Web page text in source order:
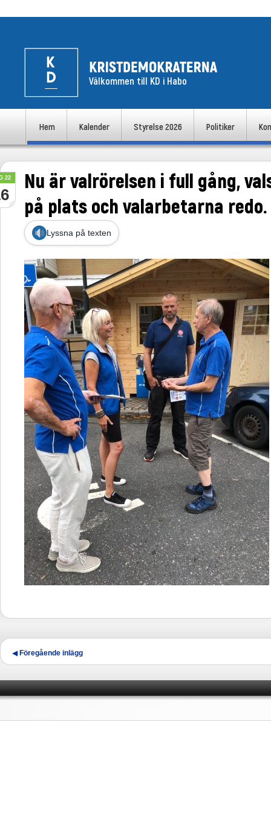
Välkommen till KD i Habo
Hoppa till huvudinnehåll
Hoppa till sekundärt innehåll
Hem Kalender Styrelse 2026 Politiker
Nu är valrörelsen i full gång,
på plats och valarbetarna redo.
22
Lyssna på texten
Inläggsnavigering
◀Föregående inlägg